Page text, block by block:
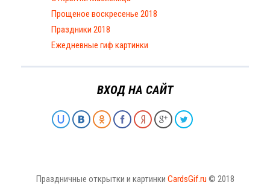
Прощеное воскресенье 2018
Праздники 2018
Ежедневные гиф картинки
ВХОД НА САЙТ
Праздничные открытки и картинки CardsGif.ru © 2018